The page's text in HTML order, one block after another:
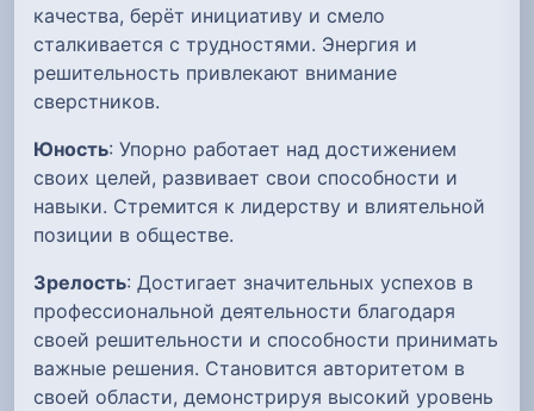
качества, берёт инициативу и смело
сталкивается с трудностями. Энергия и
решительность привлекают внимание
сверстников.
Юность: Упорно работает над достижением
своих целей, развивает свои способности и
навыки. Стремится к лидерству и влиятельной
позиции в обществе.
Зрелость: Достигает значительных успехов в
профессиональной деятельности благодаря
своей решительности и способности принимать
важные решения. Становится авторитетом в
своей области, демонстрируя высокий уровень